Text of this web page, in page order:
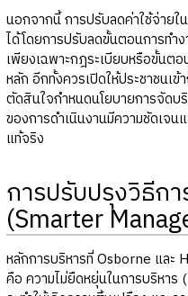
นอกจากนี้ การปรับลดค่าใช้จ่ายใ
ได้โดยการปรับลดขั้นตอนการทำ
เพียงเฉพาะกฎระเบียบหรือขั้นต
หลัก อีกทั้งควรเปิดให้ประชาชนเ
ตัดสินใจกำหนดนโยบายการจัดบ
ของการดำเนินงานมีความชัดเจน
แท้จริง
การปรับปรุงวิธีก
(Smarter
หลักการบริหารที่ Osborne และ
คือ ความไม่ยืดหยุ่นในการบริหา